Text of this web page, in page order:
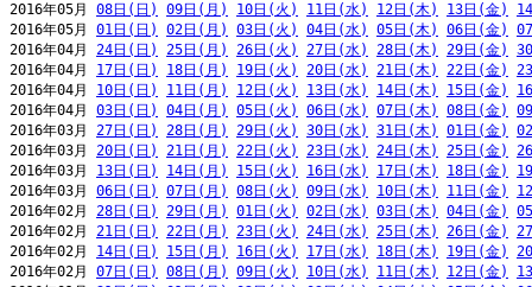
2016年05月 08日(日) 09日(月) 10日(火) 11日(水) 12日(木) 13日(金)
2016年05月 01日(日) 02日(月) 03日(火) 04日(水) 05日(木) 06日(金)
2016年04月 24日(日) 25日(月) 26日(火) 27日(水) 28日(木) 29日(金)
2016年04月 17日(日) 18日(月) 19日(火) 20日(水) 21日(木) 22日(金)
2016年04月 10日(日) 11日(月) 12日(火) 13日(水) 14日(木) 15日(金)
2016年04月 03日(日) 04日(月) 05日(火) 06日(水) 07日(木) 08日(金)
2016年03月 27日(日) 28日(月) 29日(火) 30日(水) 31日(木) 01日(金)
2016年03月 20日(日) 21日(月) 22日(火) 23日(水) 24日(木) 25日(金)
2016年03月 13日(日) 14日(月) 15日(火) 16日(水) 17日(木) 18日(金)
2016年03月 06日(日) 07日(月) 08日(火) 09日(水) 10日(木) 11日(金)
2016年02月 28日(日) 29日(月) 01日(火) 02日(水) 03日(木) 04日(金)
2016年02月 21日(日) 22日(月) 23日(火) 24日(水) 25日(木) 26日(金)
2016年02月 14日(日) 15日(月) 16日(火) 17日(水) 18日(木) 19日(金)
2016年02月 07日(日) 08日(月) 09日(火) 10日(水) 11日(木) 12日(金)